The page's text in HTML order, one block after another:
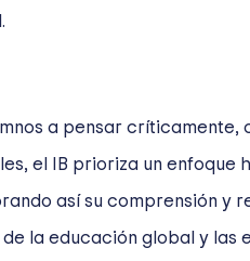
a pensar críticamente,
el IB prioriza un enfoque
así su comprensión y
la educación global y las